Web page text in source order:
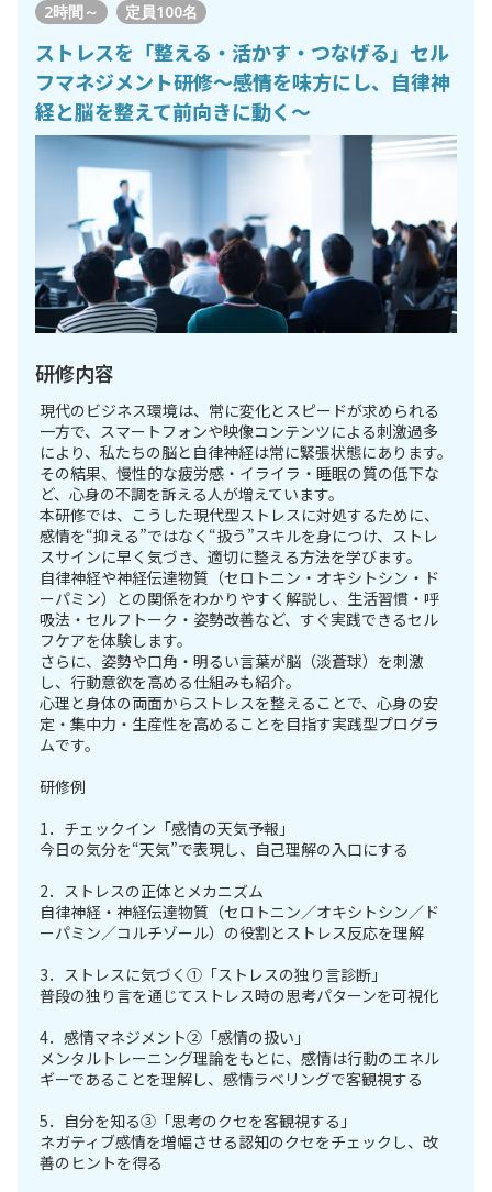
2時間～ 定員100名
ストレスを「整える・活かす・つなげる」セル
フマネジメント研修〜感情を味方にし、自律神
経と脳を整えて前向きに動く〜
研修内容
現代のビジネス環境は、常に変化とスピードが求められる
一方で、スマートフォンや映像コンテンツによる刺激過多
により、私たちの脳と自律神経は常に緊張状態にあります。
その結果、慢性的な疲労感・イライラ・睡眠の質の低下な
ど、心身の不調を訴える人が増えています。
本研修では、こうした現代型ストレスに対処するために、
感情を“抑える”ではなく“扱う”スキルを身につけ、ストレ
スサインに早く気づき、適切に整える方法を学びます。
自律神経や神経伝達物質（セロトニン・オキシトシン・ド
ーパミン）との関係をわかりやすく解説し、生活習慣・呼
吸法・セルフトーク・姿勢改善など、すぐ実践できるセル
フケアを体験します。
さらに、姿勢や口角・明るい言葉が脳（淡蒼球）を刺激
し、行動意欲を高める仕組みも紹介。
心理と身体の両面からストレスを整えることで、心身の安
定・集中力・生産性を高めることを目指す実践型プログラ
ムです。
研修例
1．チェックイン「感情の天気予報」
今日の気分を“天気”で表現し、自己理解の入口にする
2．ストレスの正体とメカニズム
自律神経・神経伝達物質（セロトニン／オキシトシン／ド
ーパミン／コルチゾール）の役割とストレス反応を理解
3．ストレスに気づく①「ストレスの独り言診断」
普段の独り言を通じてストレス時の思考パターンを可視化
4．感情マネジメント②「感情の扱い」
メンタルトレーニング理論をもとに、感情は行動のエネル
ギーであることを理解し、感情ラベリングで客観視する
5．自分を知る③「思考のクセを客観視する」
ネガティブ感情を増幅させる認知のクセをチェックし、改
善のヒントを得る